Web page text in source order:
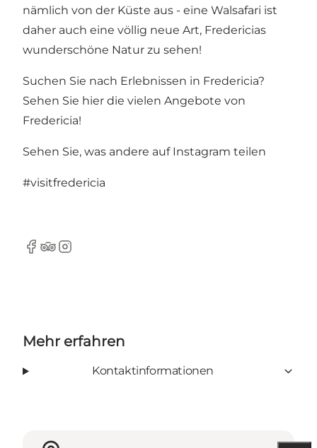
nämlich von der Küste aus - eine Walsafari ist
daher auch eine völlig neue Art, Fredericias
wunderschöne Natur zu sehen!
Suchen Sie nach Erlebnissen in Fredericia?
Sehen Sie hier die vielen Angebote von
Fredericia!
Sehen Sie, was andere auf Instagram teilen
#visitfredericia
Facebook
TripAdvisor
Instagram
Mehr erfahren
Kontaktinformationen